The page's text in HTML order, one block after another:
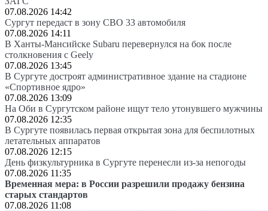
07.08.2026 14:42
Сургут передаст в зону СВО 33 автомобиля
07.08.2026 14:11
В Ханты-Мансийске Subaru перевернулся на бок после
столкновения с Geely
07.08.2026 13:45
В Сургуте достроят административное здание на стадионе
«Спортивное ядро»
07.08.2026 13:09
На Оби в Сургутском районе ищут тело утонувшего мужчины
07.08.2026 12:35
В Сургуте появилась первая открытая зона для беспилотных
летательных аппаратов
07.08.2026 12:15
День физкультурника в Сургуте перенесли из-за непогоды
07.08.2026 11:35
Временная мера: в России разрешили продажу бензина
старых стандартов
07.08.2026 11:08